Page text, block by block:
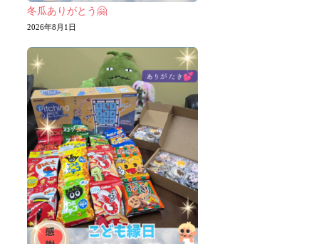
冬瓜ありがとう🤗
2026年8月1日